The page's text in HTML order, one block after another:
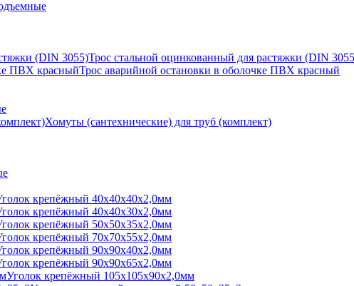
Трос стальной оцинкованный для растяжки (DIN
Трос аварийной остановки в оболочке ПВХ красный
Хомуты (сантехнические) для труб (комплект)
крепёжный 40х40х40х2,0мм
крепёжный 40х40х30х2,0мм
крепёжный 50х50х35х2,0мм
крепёжный 70х70х55х2,0мм
крепёжный 90х90х40х2,0мм
крепёжный 90х90х65х2,0мм
Уголок крепёжный 105х105х90х2,0мм